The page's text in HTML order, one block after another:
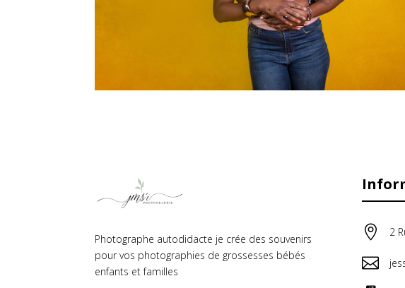
Photographe autodidacte je crée des souvenirs
pour vos photographies de grossesses bébés
enfants et familles
 2
